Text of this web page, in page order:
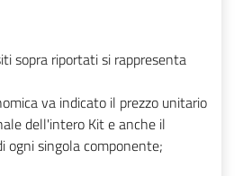
sopra riportati si rappresenta
va indicato il prezzo unitario
dell'intero Kit e anche il
ogni singola componente;